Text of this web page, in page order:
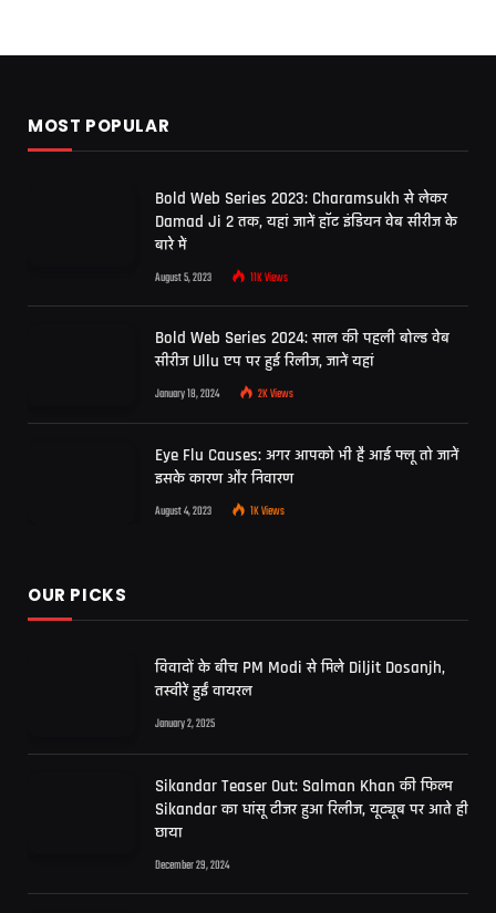
MOST POPULAR
Bold Web Series 2023: Charamsukh से लेकर
Damad Ji 2 तक, यहां जानें हॉट इंडियन वेब सीरीज के
बारे में
August 5, 2023 11KViews
Bold Web Series 2024: साल की पहली बोल्ड वेब
सीरीज Ullu एप पर हुई रिलीज, जानें यहां
January 18, 2024 2KViews
Eye Flu Causes: अगर आपको भी है आई फ्लू तो जानें
इसके कारण और निवारण
August 4, 2023 1KViews
OUR PICKS
विवादों के बीच PM Modi से मिले Diljit Dosanjh,
तस्वीरें हुईं वायरल
January 2, 2025
Sikandar Teaser Out: Salman Khan की फिल्म
Sikandar का धांसू टीजर हुआ रिलीज, यूट्यूब पर आते ही
छाया
December 29, 2024